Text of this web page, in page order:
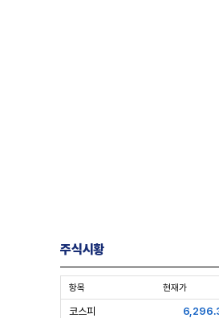
주식시황
항목 현재가
코스피